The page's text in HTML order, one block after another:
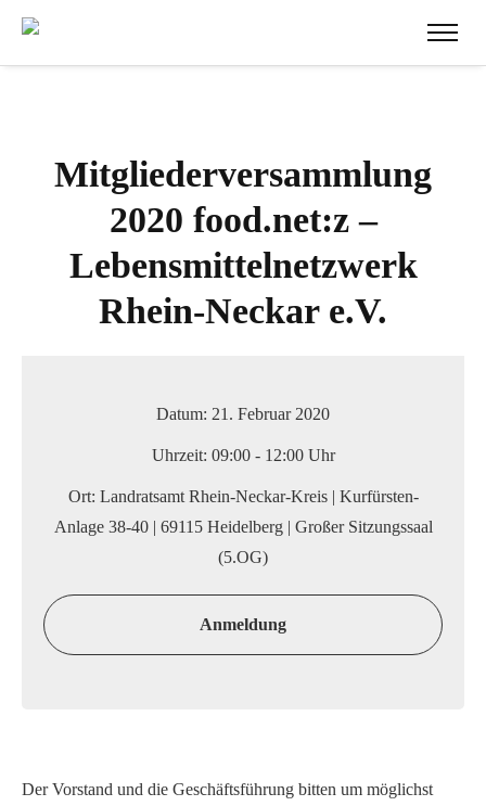
Mitgliederversammlung
2020 food.net:z –
Lebensmittelnetzwerk
Rhein-Neckar e.V.
Datum: 21. Februar 2020
Uhrzeit: 09:00 - 12:00 Uhr
Ort: Landratsamt Rhein-Neckar-Kreis | Kurfürsten-
Anlage 38-40 | 69115 Heidelberg | Großer Sitzungssaal
(5.OG)
Anmeldung
Der Vorstand und die Geschäftsführung bitten um möglichst